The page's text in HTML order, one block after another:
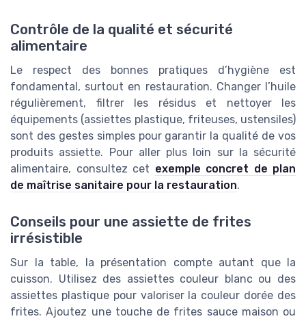
Contrôle de la qualité et sécurité
alimentaire
Le respect des bonnes pratiques d’hygiène est
fondamental, surtout en restauration. Changer l’huile
régulièrement, filtrer les résidus et nettoyer les
équipements (assiettes plastique, friteuses, ustensiles)
sont des gestes simples pour garantir la qualité de vos
produits assiette. Pour aller plus loin sur la sécurité
alimentaire, consultez cet exemple concret de plan
de maîtrise sanitaire pour la restauration.
Conseils pour une assiette de frites
irrésistible
Sur la table, la présentation compte autant que la
cuisson. Utilisez des assiettes couleur blanc ou des
assiettes plastique pour valoriser la couleur dorée des
frites. Ajoutez une touche de frites sauce maison ou